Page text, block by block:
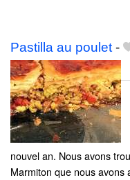
Pastilla au poulet -
nouvel an. Nous avons
Marmiton que nous avons